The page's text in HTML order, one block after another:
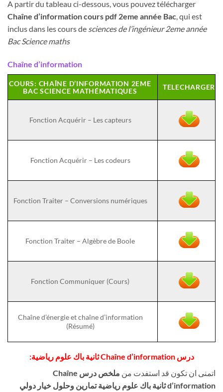
A partir du tableau ci-dessous, vous pouvez télécharger
Chaîne d’informationcours pdf 2eme année Bac, qui est
inclus dans les cours de sciences de l’ingénieur 2eme année
Bac Science maths
Chaîne d’information
TELECHARGER
COURS: CHAÎNE D’INFORMATION 2EME
BAC SCIENCE MATHÉMATIQUES
Fonction Acquérir – Les capteurs
Fonction Acquérir – Les codeurs
Fonction Traiter – Conversions numériques
Fonction Traiter – Algèbre de Boole
Fonction Communiquer (Cours)
Chaîne d’énergie et chaîne d’information
(Résumé)
درس Chaîne d’information
ثانية باك علوم رياضية:
اتمنى ان تكون قد استفدت من
ملخص درس Chaîne
d’informationثانية باك علوم رياضية تمارين وحلول خيار دولي